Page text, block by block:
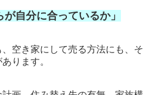
自分に合っているか」
空き家にして売る方法にも、そ
ります。